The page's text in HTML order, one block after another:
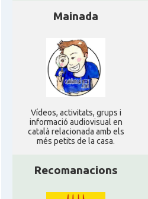
Mainada
Ví­deos, activitats, grups i
informació audiovisual en
català relacionada amb els
més petits de la casa.
Recomanacions